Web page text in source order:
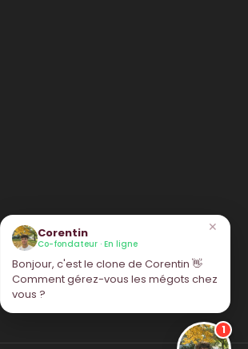
1
✕
Corentin
Co-fondateur · En ligne
Bonjour, c'est le clone de Corentin 👋
Comment gérez-vous les mégots chez
vous ?